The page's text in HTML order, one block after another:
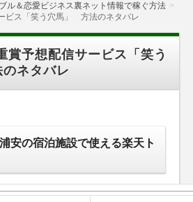
ル＆恋愛ビジネス裏ネット情報で稼ぐ方法
ビス「笑う穴馬」 方法のネタバレ
賞予想配信サービス「笑う
ネタバレ
安の宿泊施設で使える楽天ト